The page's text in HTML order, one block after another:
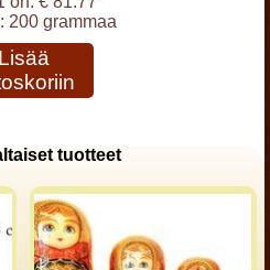
200 grammaa
Lisää
tuotteet